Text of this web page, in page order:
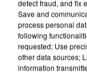
detect fraud, and fix
Save and
process personal
following
requested; Use
other data sources;
information